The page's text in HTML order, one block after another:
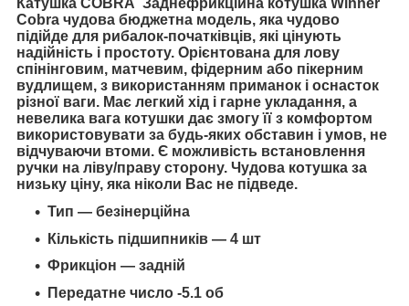
Катушка COBRA Заднефрикційна котушка Winner
Cobra чудова бюджетна модель, яка чудово
підійде для рибалок-початківців, які цінують
надійність і простоту. Орієнтована для лову
спінінговим, матчевим, фідерним або пікерним
вудлищем, з використанням приманок і оснасток
різної ваги. Має легкий хід і гарне укладання, а
невелика вага котушки дає змогу її з комфортом
використовувати за будь-яких обставин і умов, не
відчуваючи втоми. Є можливість встановлення
ручки на ліву/праву сторону. Чудова котушка за
низьку ціну, яка ніколи Вас не підведе.
Тип — безінерційна
Кількість підшипників — 4 шт
Фрикціон — задній
Передатне число -5.1 об